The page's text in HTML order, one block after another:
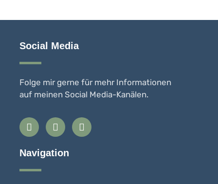
Social Media
Folge mir gerne für mehr Informationen
auf meinen Social Media-Kanälen.
Navigation